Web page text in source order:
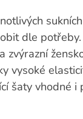
dle
zvýrazní
vysoké
šaty vhodné i